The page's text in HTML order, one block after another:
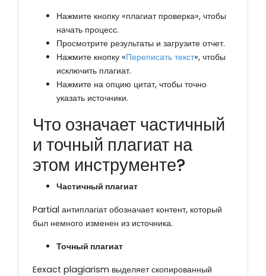
Нажмите кнопку «плагиат проверка», чтобы
начать процесс.
Просмотрите результаты и загрузите отчет.
Нажмите кнопку «Переписать текст», чтобы
исключить плагиат.
Нажмите на опцию цитат, чтобы точно
указать источники.
Что означает частичный
и точный плагиат на
этом инструменте?
Частичный плагиат
Partial антиплагіат обозначает контент, который
был немного изменен из источника.
Точный плагиат
Eexact plagiarism выделяет скопированный